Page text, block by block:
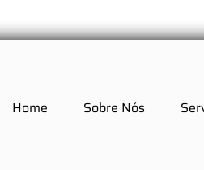
Home Sobre Nós